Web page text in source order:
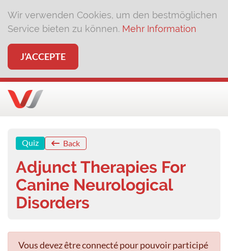
Wir verwenden Cookies, um den bestmöglichen
Service bieten zu können. Mehr Information
J’ACCEPTE
Quiz Back
Adjunct Therapies For
Canine Neurological
Disorders
Vous devez être connecté pour pouvoir participé